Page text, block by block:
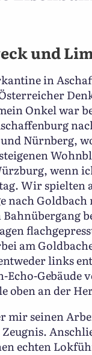
und
in
Onkel war
Nürnberg,
wenn
Wir spielten
nach
am
links
Echo-Gebäude
oben an der
mir seinen
echten